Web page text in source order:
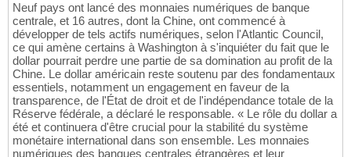
Neuf pays ont lancé des monnaies numériques de banque
centrale, et 16 autres, dont la Chine, ont commencé à
développer de tels actifs numériques, selon l'Atlantic Council,
ce qui amène certains à Washington à s'inquiéter du fait que le
dollar pourrait perdre une partie de sa domination au profit de la
Chine. Le dollar américain reste soutenu par des fondamentaux
essentiels, notamment un engagement en faveur de la
transparence, de l'État de droit et de l'indépendance totale de la
Réserve fédérale, a déclaré le responsable. « Le rôle du dollar a
été et continuera d'être crucial pour la stabilité du système
monétaire international dans son ensemble. Les monnaies
numériques des banques centrales étrangères et leur